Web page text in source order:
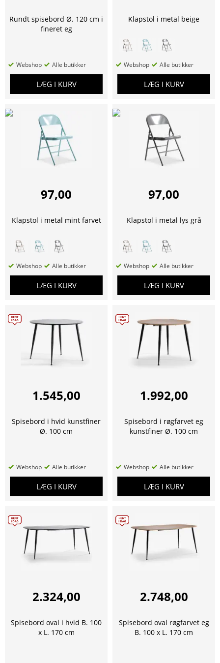
Rundt spisebord Ø. 120 cm i
fineret eg
Webshop Alle butikker
LÆG I KURV
Klapstol i metal beige
Webshop Alle butikker
LÆG I KURV
97,00
Klapstol i metal mint farvet
Webshop Alle butikker
LÆG I KURV
97,00
Klapstol i metal lys grå
Webshop Alle butikker
LÆG I KURV
1.545,00
Spisebord i hvid kunstfiner
Ø. 100 cm
Webshop Alle butikker
LÆG I KURV
1.992,00
Spisebord i røgfarvet eg
kunstfiner Ø. 100 cm
Webshop Alle butikker
LÆG I KURV
2.324,00
Spisebord oval i hvid B. 100
x L. 170 cm
2.748,00
Spisebord oval røgfarvet eg
B. 100 x L. 170 cm